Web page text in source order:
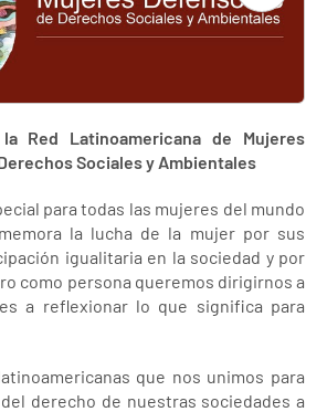
Red Latinoamericana de Mujeres
Sociales y Ambientales
para todas las mujeres del mundo
la lucha de la mujer por sus
igualitaria en la sociedad y por
como persona queremos dirigirnos a
a reflexionar lo que significa para
que nos unimos para
derecho de nuestras sociedades a